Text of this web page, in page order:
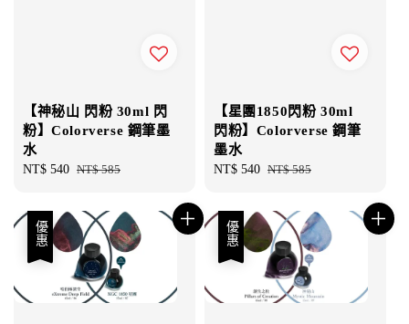
【神秘山 閃粉 30ml 閃
粉】Colorverse 鋼筆墨
水
Sale
NT$ 540 Regular
NT$ 585
【星團1850閃粉 30ml
閃粉】Colorverse 鋼筆
墨水
Sale
NT$ 540 Regular
NT$ 585
優惠 優惠